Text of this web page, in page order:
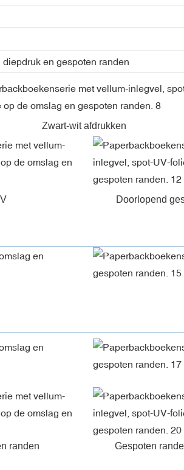
en gespoten randen
Zwart-wit afdrukken
Doorlopend
randen Gespoten